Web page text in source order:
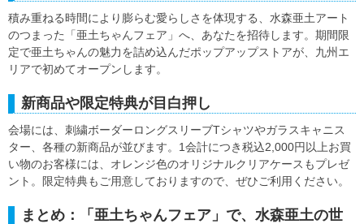
積み重ねる時間により膨らむ愛らしさを体現する、水森亜土アート
のつまった「亜土ちゃんフェア」へ、あなたを招待します。期間限
定で亜土ちゃんの魅力を詰め込んだポップアップストアが、九州エ
リアで初めてオープンします。
新商品や限定特典が目白押し
会場には、刺繍ボーダーロングスリーブTシャツやガラスキャニス
ター、各種の新商品が並びます。1会計につき税込2,000円以上お買
い物のお客様には、オレンジ色のオリジナルクリアケースもプレゼ
ント。限定特典もご用意しておりますので、ぜひご利用ください。
まとめ：「亜土ちゃんフェア」で、水森亜土の世